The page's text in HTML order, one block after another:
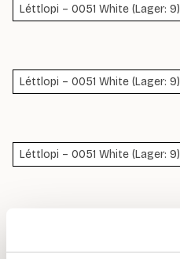
Léttlopi – 0051 White (Lager: 9)
Léttlopi – 0051 White (Lager: 9)
Léttlopi – 0051 White (Lager: 9)